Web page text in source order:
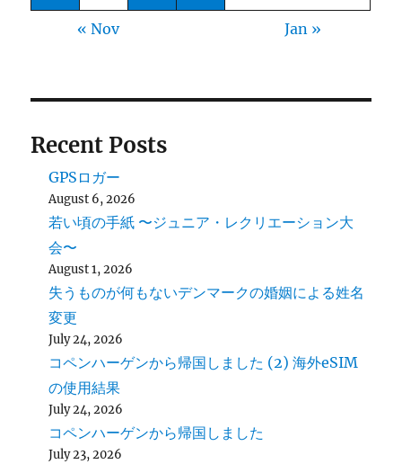
« Nov Jan »
Recent Posts
GPSロガー
August 6, 2026
若い頃の手紙 〜ジュニア・レクリエーション大
会〜
August 1, 2026
失うものが何もないデンマークの婚姻による姓名
変更
July 24, 2026
コペンハーゲンから帰国しました (2) 海外eSIM
の使用結果
July 24, 2026
コペンハーゲンから帰国しました
July 23, 2026